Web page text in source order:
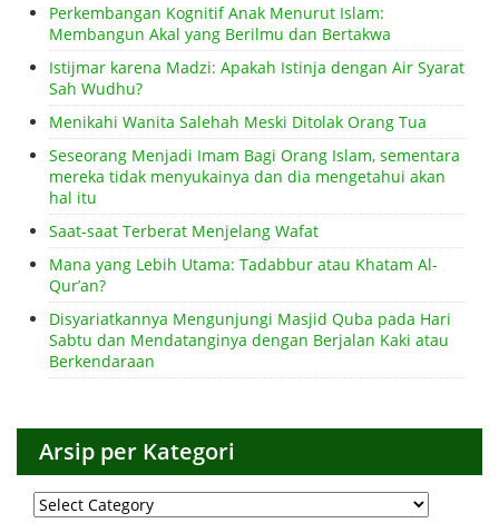
Perkembangan Kognitif Anak Menurut Islam:
Membangun Akal yang Berilmu dan Bertakwa
Istijmar karena Madzi: Apakah Istinja dengan Air Syarat
Sah Wudhu?
Menikahi Wanita Salehah Meski Ditolak Orang Tua
Seseorang Menjadi Imam Bagi Orang Islam, sementara
mereka tidak menyukainya dan dia mengetahui akan
hal itu
Saat-saat Terberat Menjelang Wafat
Mana yang Lebih Utama: Tadabbur atau Khatam Al-
Qur’an?
Disyariatkannya Mengunjungi Masjid Quba pada Hari
Sabtu dan Mendatanginya dengan Berjalan Kaki atau
Berkendaraan
Arsip per Kategori
Arsip